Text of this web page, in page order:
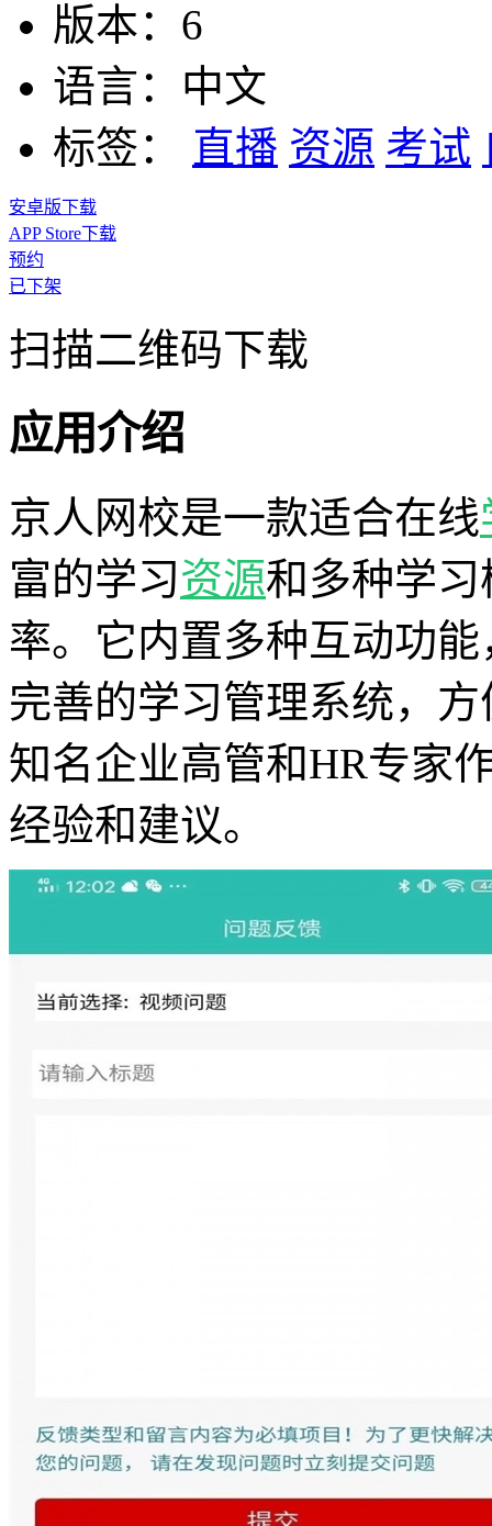
版本： 6
语言： 中文
标签：
直播 资源 考试
安卓版下载
APP Store下载
预约
已下架
扫描二维码下载
应用介绍
京人网校是一款适合在线
富的学习资源和多种学
率。它内置多种互动功
完善的学习管理系统，
知名企业高管和HR专家
经验和建议。